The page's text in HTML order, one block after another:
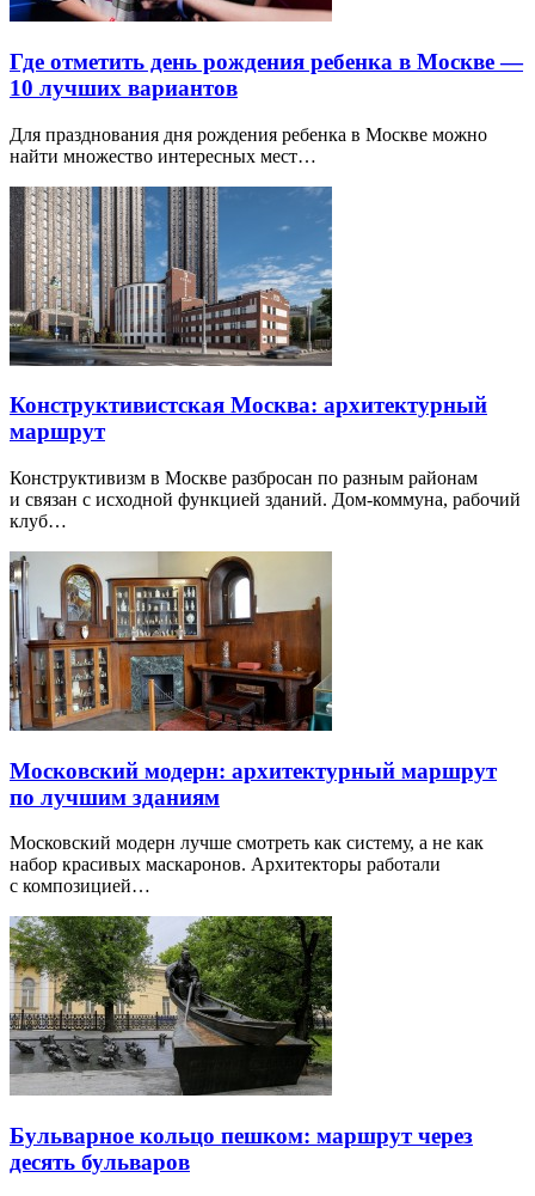
Где отметить день рождения ребенка в Москве —
10 лучших вариантов
Для празднования дня рождения ребенка в Москве можно
найти множество интересных мест…
Конструктивистская Москва: архитектурный
маршрут
Конструктивизм в Москве разбросан по разным районам
и связан с исходной функцией зданий. Дом-коммуна, рабочий
клуб…
Московский модерн: архитектурный маршрут
по лучшим зданиям
Московский модерн лучше смотреть как систему, а не как
набор красивых маскаронов. Архитекторы работали
с композицией…
Бульварное кольцо пешком: маршрут через
десять бульваров